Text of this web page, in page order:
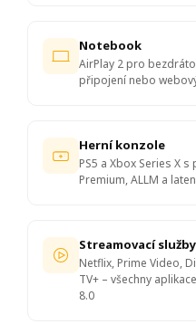
Notebook
AirPlay 2 pro
připojení nebo
Herní konzole
PS5 a Xbox Series X
Premium, ALLM a
Streamovací služby
Netflix, Prime Video,
TV+ – všechny
8.0